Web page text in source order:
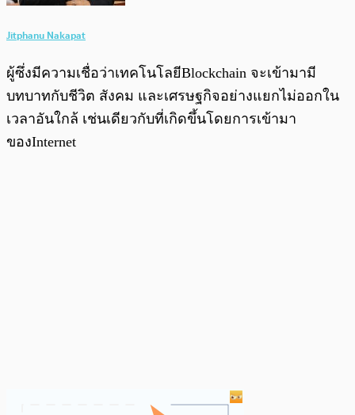
Jitphanu Nakapat
ผู้ซึ่งมีความเชื่อว่าเทคโนโลยีBlockchain จะเข้ามามี
บทบาทกับชีวิต สังคม และเศรษฐกิจอย่างแยกไม่ออกใน
เวลาอันใกล้ เช่นเดียวกับที่เกิดขึ้นโดยการเข้ามา
ของInternet